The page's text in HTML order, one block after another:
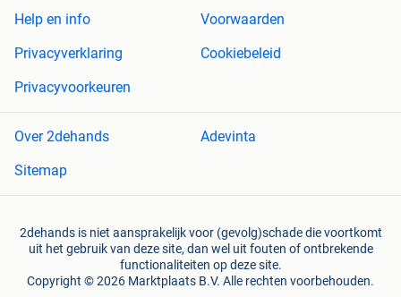
Help en info
Voorwaarden
Privacyverklaring
Cookiebeleid
Privacyvoorkeuren
Over 2dehands
Adevinta
Sitemap
2dehands is niet aansprakelijk voor (gevolg)schade die voortkomt
uit het gebruik van deze site, dan wel uit fouten of ontbrekende
functionaliteiten op deze site.
Copyright © 2026 Marktplaats B.V. Alle rechten voorbehouden.